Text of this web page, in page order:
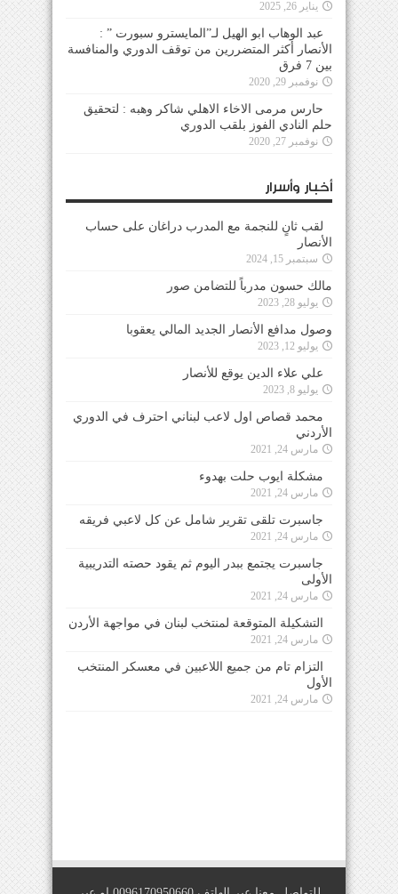
يناير 26, 2025
عبد الوهاب ابو الهيل لـ”المايسترو سبورت ” :
الأنصار أكثر المتضررين من توقف الدوري والمنافسة
بين 7 فرق
نوفمبر 29, 2020
حارس مرمى الاخاء الاهلي شاكر وهبه : لتحقيق
حلم النادي الفوز بلقب الدوري
نوفمبر 27, 2020
أخبار وأسرار
لقب ثانٍ للنجمة مع المدرب دراغان على حساب
الأنصار
سبتمبر 15, 2024
مالك حسون مدرباً للتضامن صور
يوليو 28, 2023
وصول مدافع الأنصار الجديد المالي يعقوبا
يوليو 12, 2023
علي علاء الدين يوقع للأنصار
يوليو 8, 2023
محمد قصاص اول لاعب لبناني احترف في الدوري
الأردني
مارس 24, 2021
مشكلة ايوب حلت بهدوء
مارس 24, 2021
جاسبرت تلقى تقرير شامل عن كل لاعبي فريقه
مارس 24, 2021
جاسبرت يجتمع ببدر اليوم ثم يقود حصته التدريبية
الأولى
مارس 24, 2021
التشكيلة المتوقعة لمنتخب لبنان في مواجهة الأردن
مارس 24, 2021
التزام تام من جميع اللاعبين في معسكر المنتخب
الأول
مارس 24, 2021